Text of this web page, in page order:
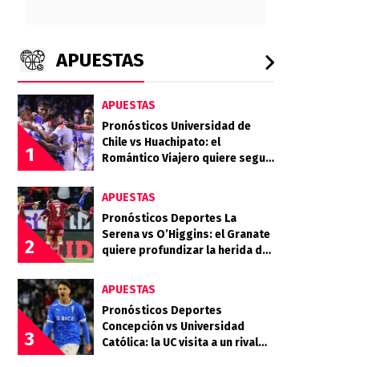
APUESTAS
1
APUESTAS
Pronósticos Universidad de
Chile vs Huachipato: el
Romántico Viajero quiere seguir
2
APUESTAS
Pronósticos Deportes La
Serena vs O’Higgins: el Granate
quiere profundizar la herida del
3
APUESTAS
Pronósticos Deportes
Concepción vs Universidad
Católica: la UC visita a un rival